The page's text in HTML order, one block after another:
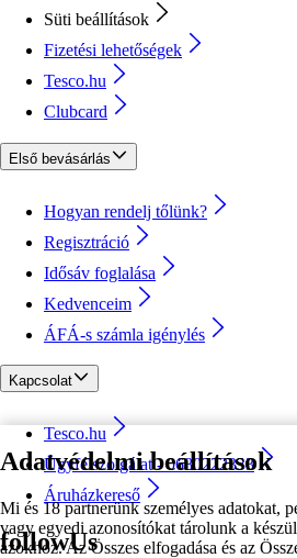
Adatvédelmi beállítások
Mi és 18 partnerünk személyes adatokat,
vagy egyedi azonosítókat tárolunk a
azokhoz. Az Összes elfogadása és az
Süti beállítások
Fizetési lehetőségek
Tesco.hu
Clubcard
Első bevásárlás
Hogyan rendelj tőlünk?
Regisztráció
Idősáv foglalása
Kedvenceim
ÁFÁ-s számla igénylés
Kapcsolat
Tesco.hu
Ügyfélszolgálat - 0680222333
Áruházkereső
followUs